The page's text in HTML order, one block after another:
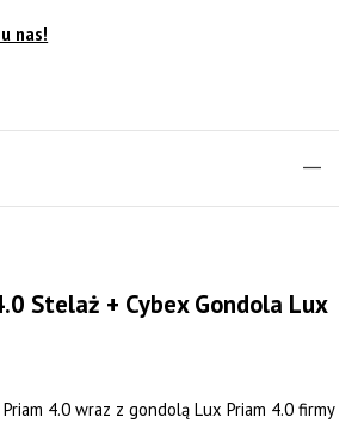
nas!
Stelaż + Cybex Gondola Lux
4.0 wraz z gondolą Lux Priam 4.0 firmy